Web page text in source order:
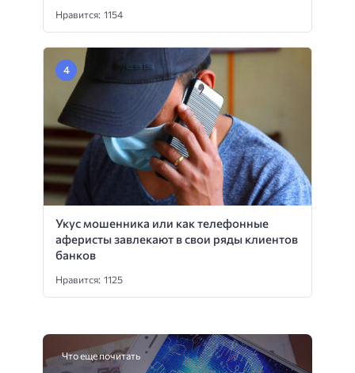
Нравится: 1154
Укус мошенника или как телефонные
аферисты завлекают в свои ряды клиентов
банков
Нравится: 1125
Что еще почитать